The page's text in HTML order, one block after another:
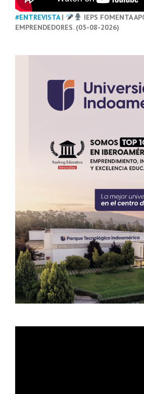
#ENTREVISTA|
IEPS FOMENTA
EMPRENDEDORES. (05-08-2026)